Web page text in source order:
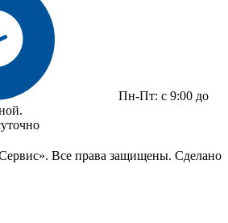
Пн-Пт: с 9:00 до
Все права защищены. Сделано